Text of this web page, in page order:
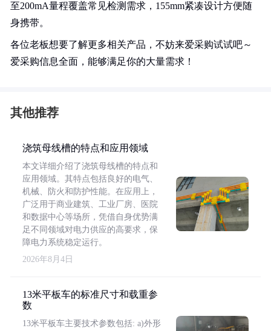
至200mA量程覆盖常见检测需求，155mm紧凑设计方便随
身携带。
各位老板想要了解更多相关产品，不妨来爱采购试试吧～
爱采购信息全面，能够满足你的大量需求！
其他推荐
浇筑母线槽的特点和应用领域
本文详细介绍了浇筑母线槽的特点和
应用领域。其特点包括良好的电气、
机械、防火和防护性能。在应用上，
广泛用于商业建筑、工业厂房、医院
和数据中心等场所，凭借自身优势满
足不同领域对电力供应的高要求，保
障电力系统稳定运行。
2026年8月4日
13米平板车的标准尺寸和载重参
数
13米平板车主要技术参数包括: a)外形